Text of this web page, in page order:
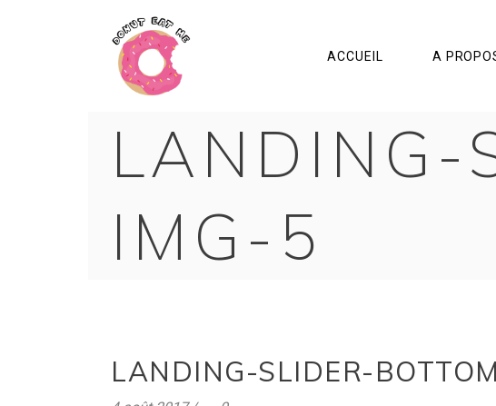
ACCUEIL A
LANDING-
IMG-5
LANDING-SLIDER-